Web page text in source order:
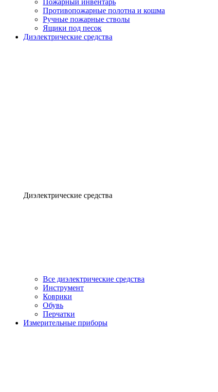
Пожарный инвентарь
Противопожарные полотна и кошма
Ручные пожарные стволы
Ящики под песок
Диэлектрические средства
Диэлектрические средства
Все диэлектрические средства
Инструмент
Коврики
Обувь
Перчатки
Измерительные приборы